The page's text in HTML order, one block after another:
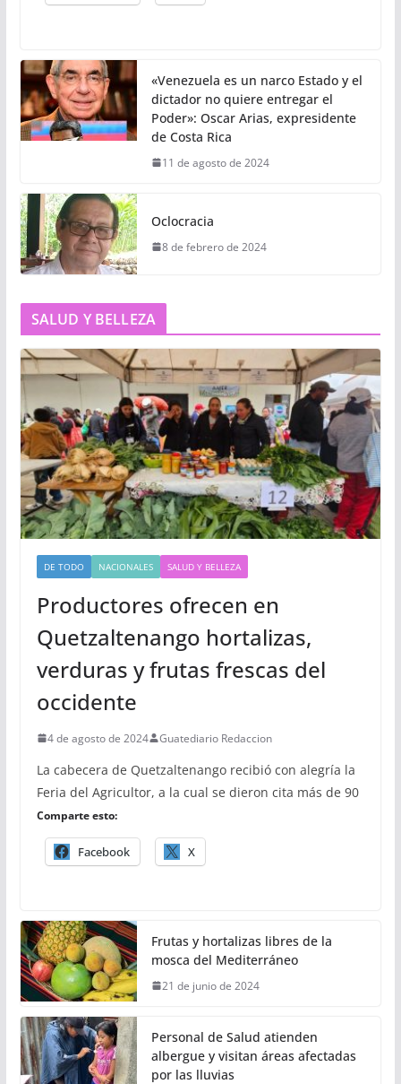
«Venezuela es un narco Estado y el
dictador no quiere entregar el
Poder»: Oscar Arias, expresidente
de Costa Rica
11 de agosto de 2024
Oclocracia
8 de febrero de 2024
SALUD Y BELLEZA
DE TODO NACIONALES SALUD Y BELLEZA
Productores ofrecen en
Quetzaltenango hortalizas,
verduras y frutas frescas del
occidente
4 de agosto de 2024 Guatediario Redaccion
La cabecera de Quetzaltenango recibió con alegría la
Feria del Agricultor, a la cual se dieron cita más de 90
Comparte esto:
Facebook X
Frutas y hortalizas libres de la
mosca del Mediterráneo
21 de junio de 2024
Personal de Salud atienden
albergue y visitan áreas afectadas
por las lluvias